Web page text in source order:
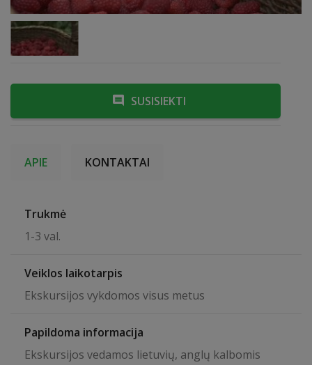
SUSISIEKTI
APIE KONTAKTAI
Trukmė
1-3 val.
Veiklos laikotarpis
Ekskursijos vykdomos visus metus
Papildoma informacija
Ekskursijos vedamos lietuvių, anglų kalbomis